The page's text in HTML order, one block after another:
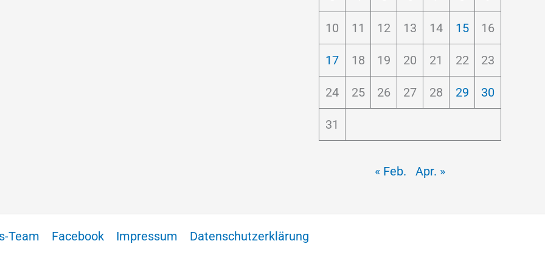
10 11 12 13 14 15 16
17 18 19 20 21 22 23
24 25 26 27 28 29 30
31
« Feb. Apr. »
Team Facebook Impressum Datenschutzerklärung